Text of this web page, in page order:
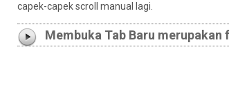
capek-capek scroll manual lagi.
Membuka Tab Baru